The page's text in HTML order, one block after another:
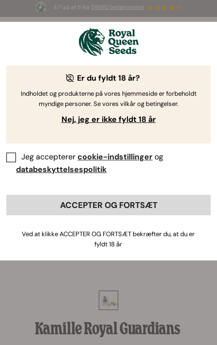
4.7 ud af 5 fra 58690 bedømmelser
3 White Widow Auto frøGRATIS til de
Kamille Royal Guardians
Er du fyldt 18 år?
Indholdet og produkterne på vores hjemmeside er forbeholdt
myndige personer. Se vores vilkår og betingelser.
Nej, jeg er ikke fyldt 18 år
Jeg accepterercookie-indstillingerog
databeskyttelsespolitik
ACCEPTER OG FORTSÆT
Ved at klikke ACCEPTER OG FORTSÆT bekræfter du, at du er
fyldt 18 år